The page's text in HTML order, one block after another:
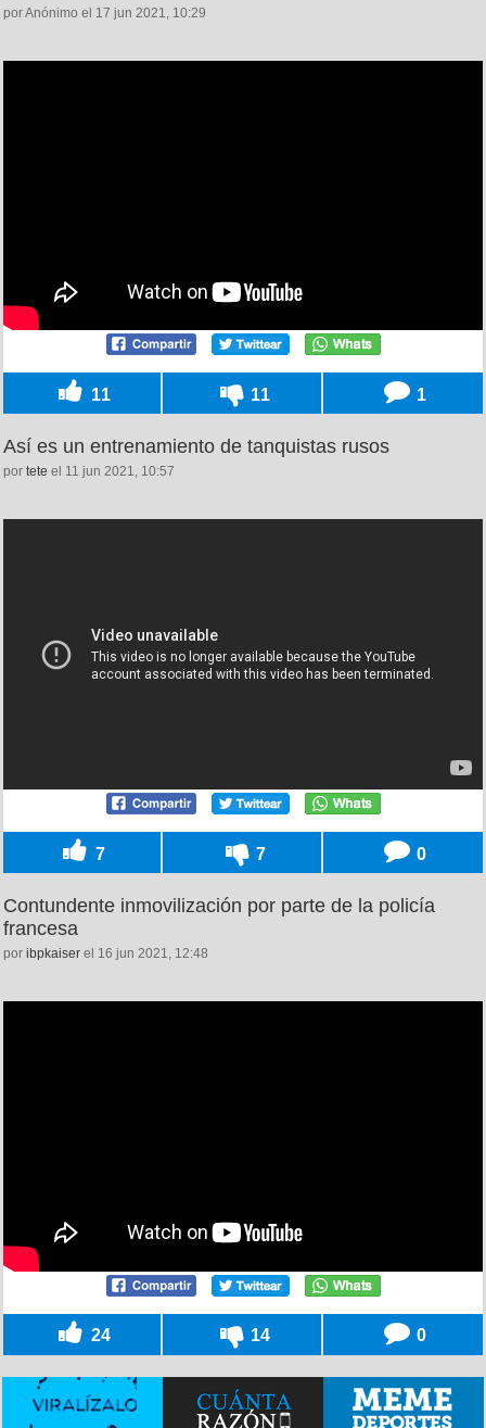
por Anónimo el 17 jun 2021, 10:29
11 11 1
Así es un entrenamiento de tanquistas rusos
por tete el 11 jun 2021, 10:57
7 7 0
Contundente inmovilización por parte de la policía
francesa
por ibpkaiser el 16 jun 2021, 12:48
24 14 0